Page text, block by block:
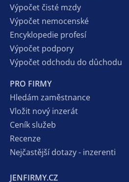
Výpočet čisté mzdy
Výpočet nemocenské
Encyklopedie profesí
Výpočet podpory
Výpočet odchodu do důchodu
PRO FIRMY
Hledám zaměstnance
Vložit nový inzerát
Ceník služeb
Recenze
Nejčastější dotazy - inzerenti
JENFIRMY.CZ